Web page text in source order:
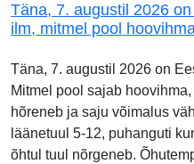
Täna, 7. augustil 2026
ilm, mitmel pool
Täna, 7. augustil 2026 on
Mitmel pool sajab
hõreneb ja saju võimalus
läänetuul 5-12, puhanguti
õhtul tuul nõrgeneb.